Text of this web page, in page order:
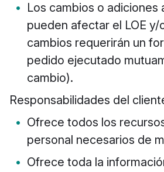
Los cambios o adiciones
pueden afectar el LOE y/
cambios requerirán un
pedido ejecutado
cambio).
Responsabilidades del
Ofrece todos los
personal necesarios de
Ofrece toda la